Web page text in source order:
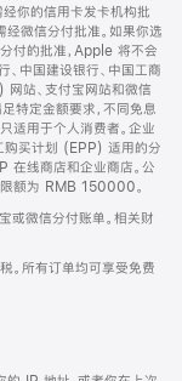
你的信用卡发卡机构批
经微信分付批准。如果你选
付的批准，Apple 将不会
中国建设银行、中国工商
网站、支付宝网站和微信
特定金额要求，不同免息
适用于个人消费者。企业
购买计划 (EPP) 适用的分
在线商店和企业商店。公
限额为 RMB 150000。
或微信分付账单。相关财
。所有订单均可享受免费